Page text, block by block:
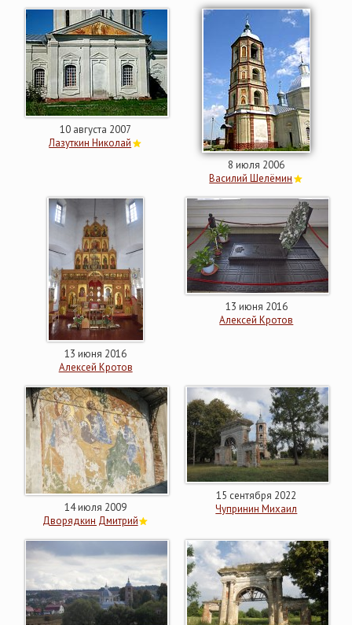
10 августа 2007
Лазуткин Николай
8 июля 2006
Василий Шелёмин
13 июня 2016
Алексей Кротов
13 июня 2016
Алексей Кротов
14 июля 2009
Дворядкин Дмитрий
15 сентября 2022
Чупринин Михаил